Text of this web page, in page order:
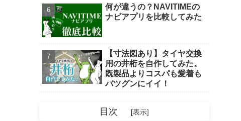
何が違うの？NAVITIMEの
ナビアプリを比較してみた
【寸法図あり】タイヤ交換
用の井桁を自作してみた。
既製品よりコスパも愛着も
バツグンにイイ！
目次